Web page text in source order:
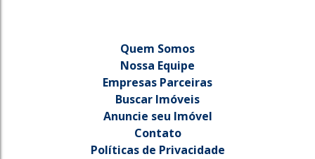
Quem Somos
Nossa Equipe
Empresas Parceiras
Buscar Imóveis
Anuncie seu Imóvel
Contato
Políticas de Privacidade